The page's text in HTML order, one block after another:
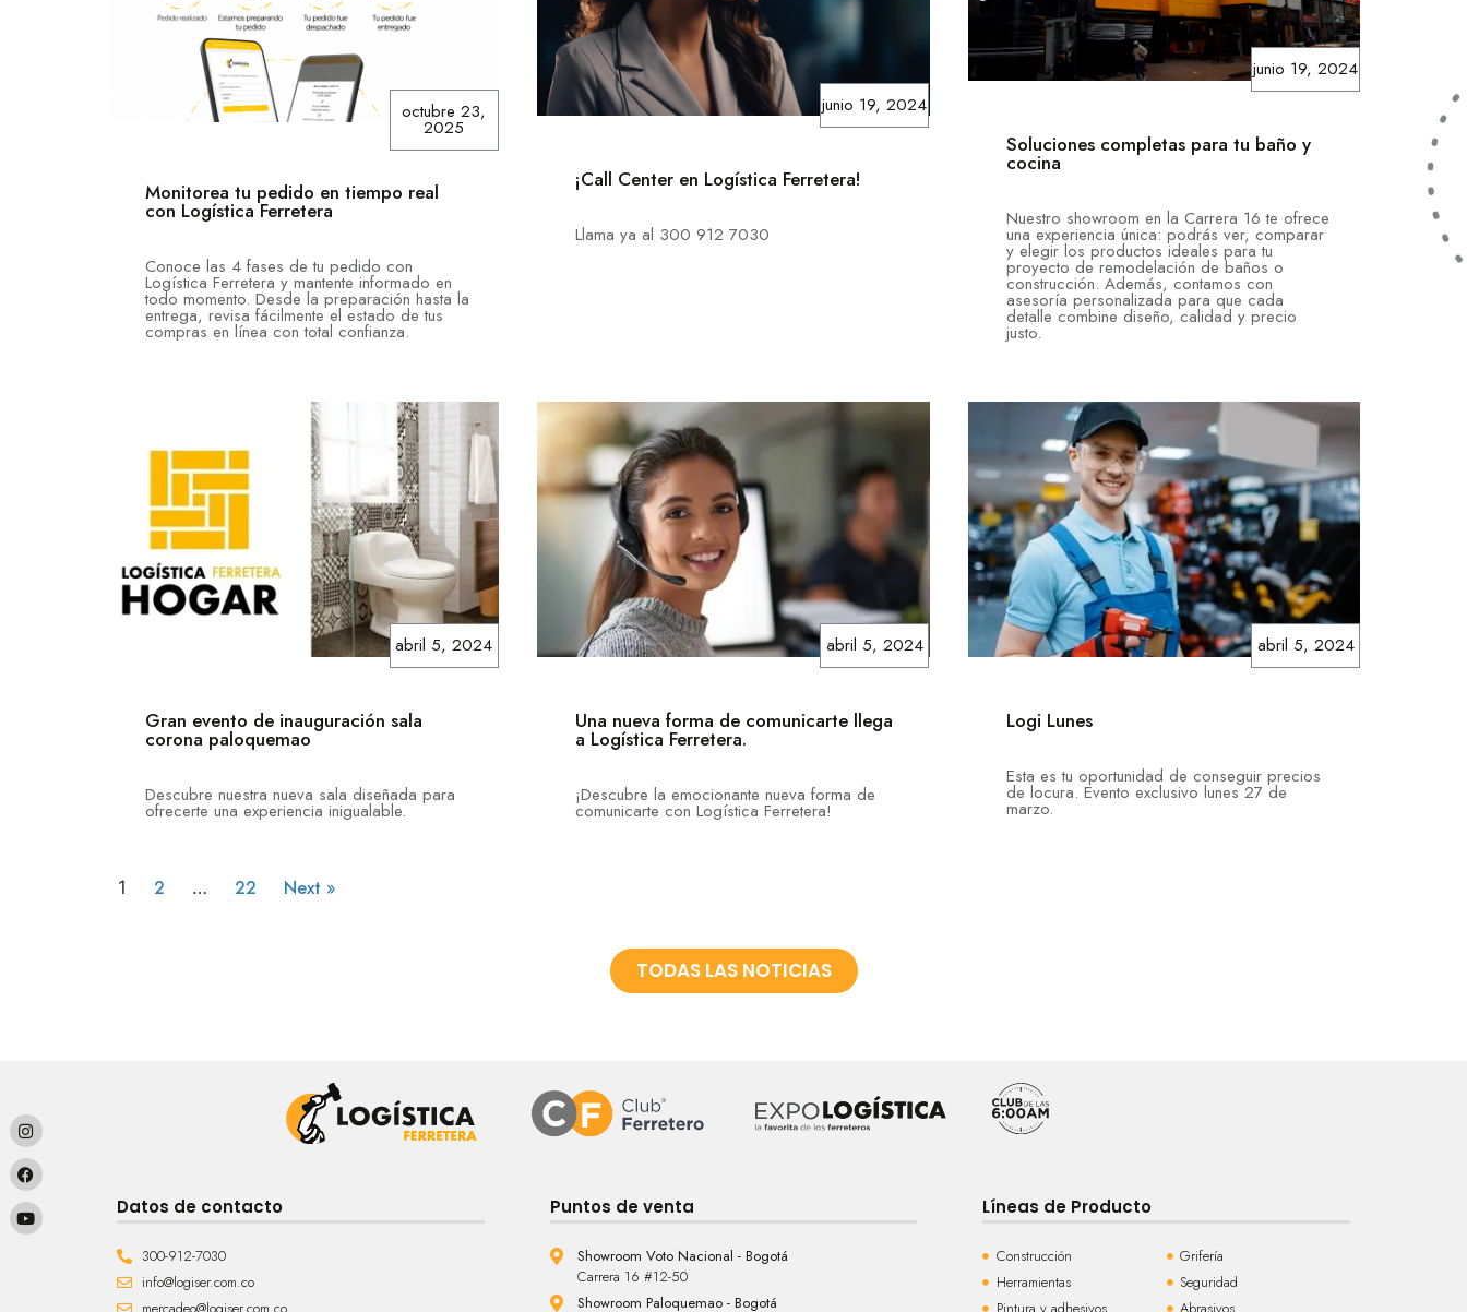
octubre 23,
2025
Monitorea tu pedido en tiempo real
con Logística Ferretera
Conoce las 4 fases de tu pedido con
Logística Ferretera y mantente informado en
todo momento. Desde la preparación hasta la
entrega, revisa fácilmente el estado de tus
compras en línea con total confianza.
junio 19, 2024
¡Call Center en Logística Ferretera!
Llama ya al 300 912 7030
junio 19, 2024
Soluciones completas para tu baño y
cocina
Nuestro showroom en la Carrera 16 te ofrece
una experiencia única: podrás ver, comparar
y elegir los productos ideales para tu
proyecto de remodelación de baños o
construcción. Además, contamos con
asesoría personalizada para que cada
detalle combine diseño, calidad y precio
justo.
abril 5, 2024
Gran evento de inauguración sala
corona paloquemao
Descubre nuestra nueva sala diseñada para
ofrecerte una experiencia inigualable.
abril 5, 2024
Una nueva forma de comunicarte llega
a Logística Ferretera.
¡Descubre la emocionante nueva forma de
comunicarte con Logística Ferretera!
abril 5, 2024
Logi Lunes
Esta es tu oportunidad de conseguir precios
de locura. Evento exclusivo lunes 27 de
marzo.
1 2 … 22 Next »
TODAS LAS NOTICIAS
Datos de contacto
300-912-7030
info@logiser.com.co
Puntos de venta
Showroom Voto Nacional - Bogotá
Carrera 16 #12-50
Showroom Paloquemao - Bogotá
Líneas de Producto
Construcción
Herramientas
Grifería
Seguridad